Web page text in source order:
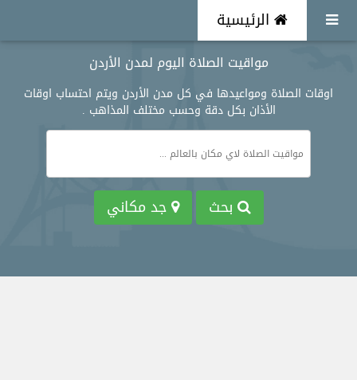
الرئيسية
مواقيت الصلاة اليوم لمدن الأردن
اوقات الصلاة ومواعيدها في كل مدن الأردن ويتم احتساب اوقات
الأذان بكل دقة وحسب مختلف المذاهب .
بحث جد مكاني